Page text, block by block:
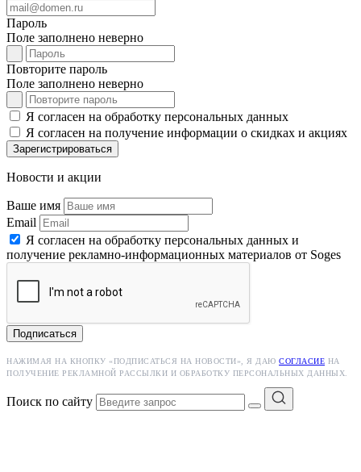
Пароль
Поле заполнено неверно
Повторите пароль
Поле заполнено неверно
Я согласен на обработку персональных данных
Я согласен на получение информации о скидках и акциях
Зарегистрироваться
Новости и акции
Ваше имя
Email
Я согласен на обработку персональных данных и
получение рекламно-информационных материалов от Soges
Подписаться
НАЖИМАЯ НА КНОПКУ «ПОДПИСАТЬСЯ НА НОВОСТИ», Я ДАЮ СОГЛАСИЕ НА
ПОЛУЧЕНИЕ РЕКЛАМНОЙ РАССЫЛКИ И ОБРАБОТКУ ПЕРСОНАЛЬНЫХ ДАННЫХ.
Поиск по сайту